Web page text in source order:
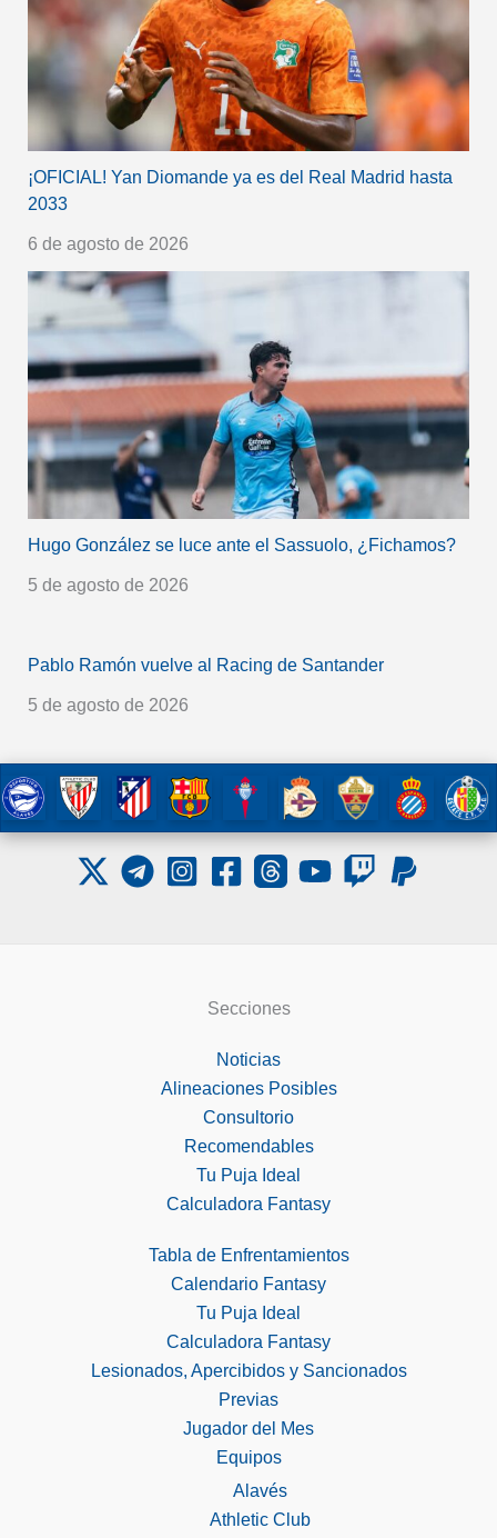
¡OFICIAL! Yan Diomande ya es del Real Madrid hasta
2033
6 de agosto de 2026
Hugo González se luce ante el Sassuolo, ¿Fichamos?
5 de agosto de 2026
Pablo Ramón vuelve al Racing de Santander
5 de agosto de 2026
Secciones
Noticias
Alineaciones Posibles
Consultorio
Recomendables
Tu Puja Ideal
Calculadora Fantasy
Tabla de Enfrentamientos
Calendario Fantasy
Tu Puja Ideal
Calculadora Fantasy
Lesionados, Apercibidos y Sancionados
Previas
Jugador del Mes
Equipos
Alavés
Athletic Club